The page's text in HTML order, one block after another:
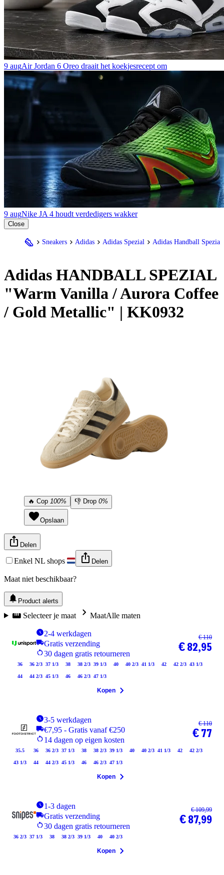
9 augAir Jordan 6 Oreo draait het koekjesrecept om
9 augNike JA 4 houdt verdedigers wakker
Close
Sneakers Adidas Adidas Spezial Adidas Handball Spezial
Adidas HANDBALL SPEZIAL
"Warm Vanilla / Aurora Coffee
/ Gold Metallic" | KK0932
🔥 Cop 100% 👎 Drop 0%
Opslaan
Delen
Enkel NL shops Delen
Maat niet beschikbaar?
Product alerts
Selecteer je maat MaatAlle maten
2-4 werkdagen
Gratis verzending
30 dagen gratis retourneren
36 36 2/3 37 1/3 38 38 2/3 39 1/3 40 40 2/3 41 1/3 42 42 2/3 43 1/3
44 44 2/3 45 1/3 46 46 2/3 47 1/3
€ 110
€ 82,95
Kopen
3-5 werkdagen
€7,95 - Gratis vanaf €250
14 dagen op eigen kosten
35.5 36 36 2/3 37 1/3 38 38 2/3 39 1/3 40 40 2/3 41 1/3 42 42 2/3
43 1/3 44 44 2/3 45 1/3 46 46 2/3 47 1/3
€ 110
€ 77
Kopen
1-3 dagen
Gratis verzending
30 dagen gratis retourneren
36 2/3 37 1/3 38 38 2/3 39 1/3 40 40 2/3
€ 109,99
€ 87,99
Kopen